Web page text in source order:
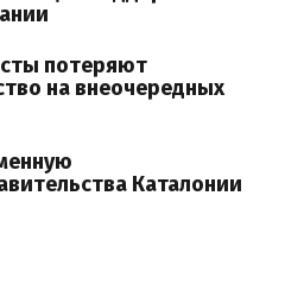
потеряют
на внеочередных
Каталонии